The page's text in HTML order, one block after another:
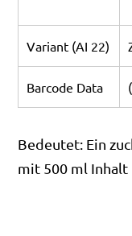
Variant (AI 22)
Barcode Data
Bedeutet: Ein
mit 500 ml Inhalt